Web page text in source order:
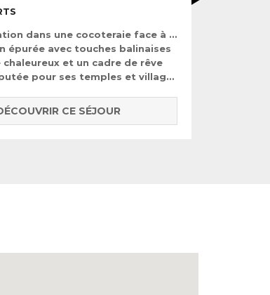
dans une cocoteraie face à l'océan
épurée avec touches balinaises
chaleureux et un cadre de rêve
pour ses temples et villages
CE SÉJOUR